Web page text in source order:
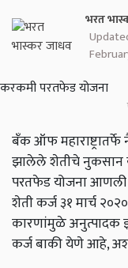
भरत
बँक ऑफ
झालेले शेतीचे नुकसान
परतफेड योजना आणली
शेती कर्ज ३१ मार्च
कारणांमुळे अनुत्पादक
कर्ज बाकी येणे आहे,